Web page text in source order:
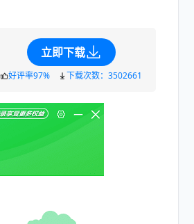
立即下载
好评率97% 下载次数：3502661